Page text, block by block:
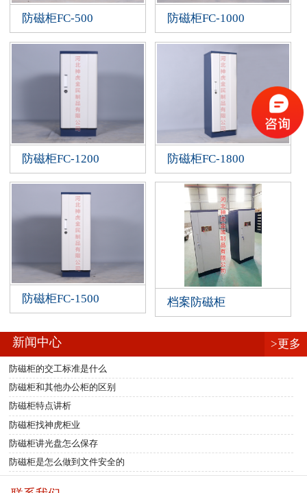
防磁柜FC-500 防磁柜FC-1000
防磁柜FC-1200 防磁柜FC-1800
防磁柜FC-1500 档案防磁柜
新闻中心 >更多
防磁柜的交工标准是什么
防磁柜和其他办公柜的区别
防磁柜特点讲析
防磁柜找神虎柜业
防磁柜讲光盘怎么保存
防磁柜是怎么做到文件安全的